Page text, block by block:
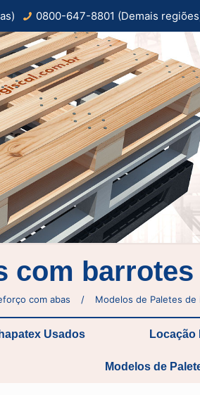
0800-647-8801 (Demais
com
com abas / Modelos de Paletes de
Usados Locação
Modelos de